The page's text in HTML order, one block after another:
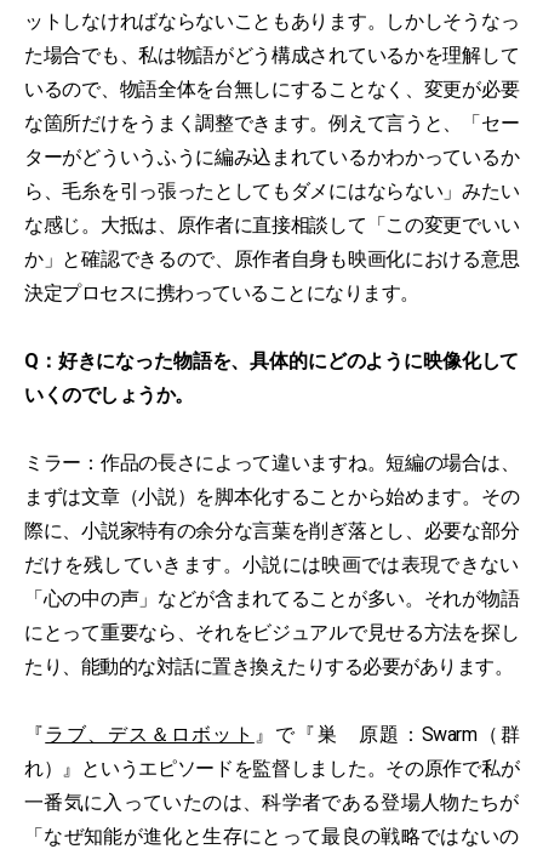
ットしなければならないこともあります。しかしそうなっ
た場合でも、私は物語がどう構成されているかを理解して
いるので、物語全体を台無しにすることなく、変更が必要
な箇所だけをうまく調整できます。例えて言うと、「セー
ターがどういうふうに編み込まれているかわかっているか
ら、毛糸を引っ張ったとしてもダメにはならない」みたい
な感じ。大抵は、原作者に直接相談して「この変更でいい
か」と確認できるので、原作者自身も映画化における意思
決定プロセスに携わっていることになります。
Q：好きになった物語を、具体的にどのように映像化して
いくのでしょうか。
ミラー：作品の長さによって違いますね。短編の場合は、
まずは文章（小説）を脚本化することから始めます。その
際に、小説家特有の余分な言葉を削ぎ落とし、必要な部分
だけを残していきます。小説には映画では表現できない
「心の中の声」などが含まれてることが多い。それが物語
にとって重要なら、それをビジュアルで見せる方法を探し
たり、能動的な対話に置き換えたりする必要があります。
『ラブ、デス＆ロボット 』で『巣 原題：Swarm（群
れ）』というエピソードを監督しました。その原作で私が
一番気に入っていたのは、科学者である登場人物たちが
「なぜ知能が進化と生存にとって最良の戦略ではないの